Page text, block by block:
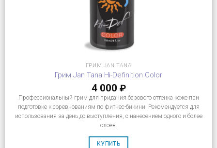
ГРИМ JAN TANA
Грим Jan Tana Hi-Definition Color
4 000 ₽
Профессиональный грим для придания базового оттенка коже при
подготовке к соревнованиям по фитнес-бикини. Рекомендуется для
использования за день до выступления, с нанесением одного и более
слоев.
КУПИТЬ